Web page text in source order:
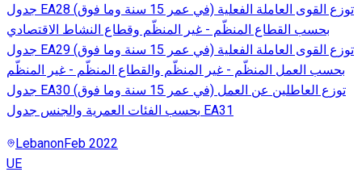
جدول EA28 توزع القوى العاملة الفعلية (في عمر 15 سنة وما فوق)
بحسب القطاع المنظّم - غير المنظّم وقطاع النشاط الاقتصادي
جدول EA29 توزع القوى العاملة الفعلية (في عمر 15 سنة وما فوق)
بحسب العمل المنظّم - غير المنظّم والقطاع المنظّم - غير المنظّم
جدول EA30 توزع العاطلين عن العمل (في عمر 15 سنة وما فوق)
بحسب الفئات العمرية والجنس جدول EA31
LebanonFeb 2022
UE